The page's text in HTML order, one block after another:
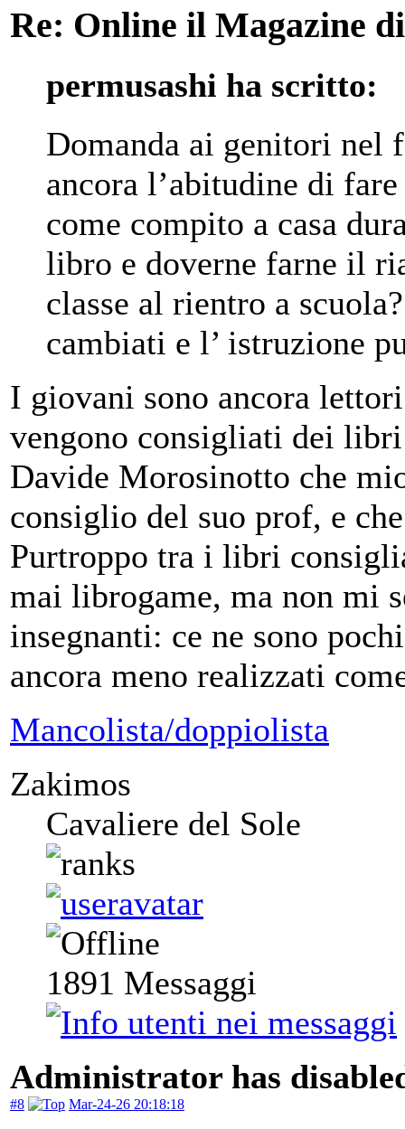
Re: Online il Magazine
permusashi ha scritto:
Domanda ai genitori nel
ancora l’abitudine di
come compito a casa
libro e doverne farne il
classe al rientro a
cambiati e l’ istruzione
I giovani sono ancora
vengono consigliati dei
Davide Morosinotto che
consiglio del suo prof, e
Purtroppo tra i libri
mai librogame, ma non mi
insegnanti: ce ne sono
ancora meno realizzati
Mancolista/doppiolista
Zakimos
Cavaliere del Sole
1891 Messaggi
Administrator has
#8 Mar-24-26 20:18:18